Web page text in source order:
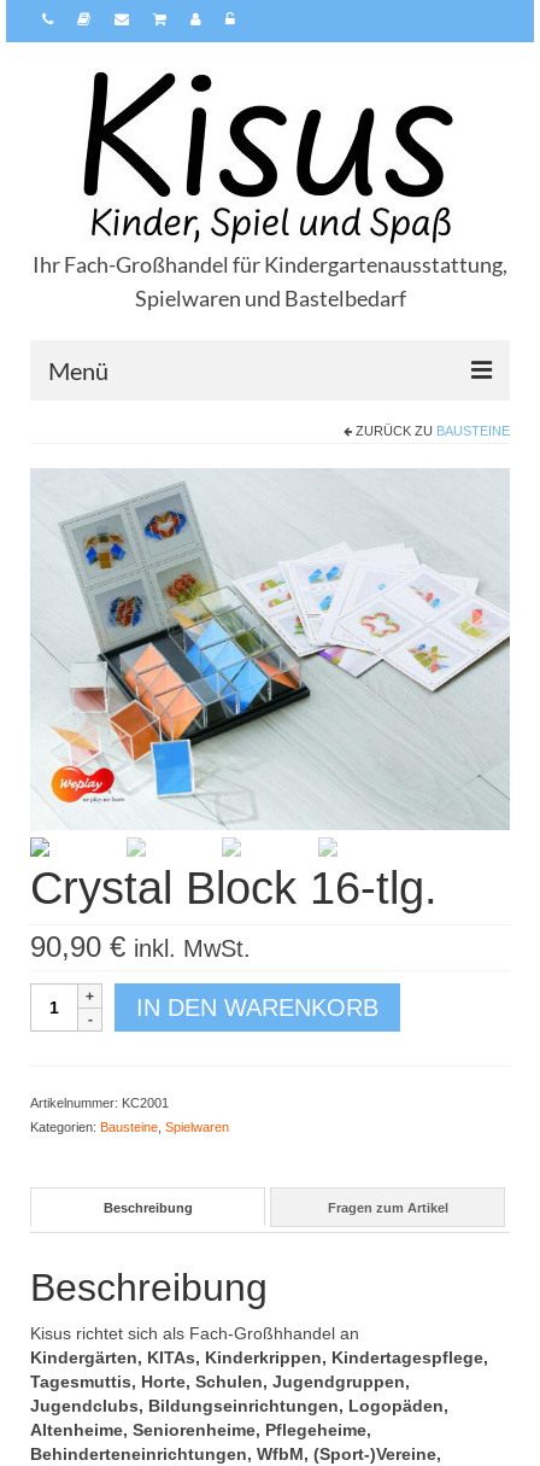
Ihr Fach-Großhandel für Kindergartenausstattung,
Spielwaren und Bastelbedarf
Menü
Zahlungsarten
Versandarten
Kisus Katalog anfordern
Newsletter
Kontakt
Log In / Mein Konto
Products
search
ZURÜCK ZU BAUSTEINE
Crystal Block 16-tlg.
90,90 € inkl. MwSt.
Crystal
Block
IN DEN WARENKORB
Artikelnummer: KC2001
Kategorien: Bausteine, Spielwaren
Beschreibung Fragen zum Artikel
Beschreibung
Kisus richtet sich als Fach-Großhhandel an
Kindergärten, KITAs, Kinderkrippen, Kindertagespflege,
Tagesmuttis, Horte, Schulen, Jugendgruppen,
Jugendclubs, Bildungseinrichtungen, Logopäden,
Altenheime, Seniorenheime, Pflegeheime,
Behinderteneinrichtungen, WfbM, (Sport-)Vereine,